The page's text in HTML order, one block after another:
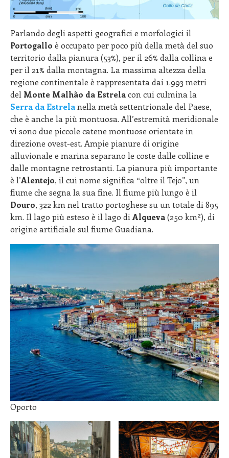
Parlando degli aspetti geografici e morfologici il
Portogallo è occupato per poco più della metà del suo
territorio dalla pianura (53%), per il 26% dalla collina e
per il 21% dalla montagna. La massima altezza della
regione continentale è rappresentata dai 1.993 metri
del Monte Malhão da Estrelacon cui culmina la
Serra da Estrelanella metà settentrionale del Paese,
che è anche la più montuosa. All’estremità meridionale
vi sono due piccole catene montuose orientate in
direzione ovest-est. Ampie pianure di origine
alluvionale e marina separano le coste dalle colline e
dalle montagne retrostanti. La pianura più importante
è l’Alentejo, il cui nome significa “oltre il Tejo”, un
fiume che segna la sua fine. Il fiume più lungo è il
Douro, 322 km nel tratto portoghese su un totale di 895
km. Il lago più esteso è il lago diAlqueva(250 km²), di
origine artificiale sul fiume Guadiana.
Oporto